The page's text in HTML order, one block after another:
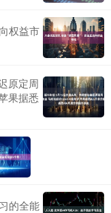
权益市
原定周
果据悉
的全能